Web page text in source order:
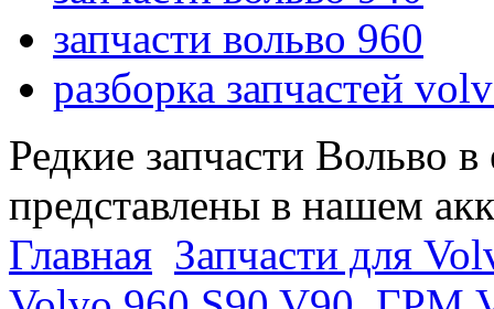
запчасти вольво 960
разборка запчастей
Редкие запчасти Вольво
представлены в нашем
Главная Запчасти для